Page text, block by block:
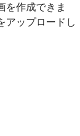
を作成できま
アップロードし